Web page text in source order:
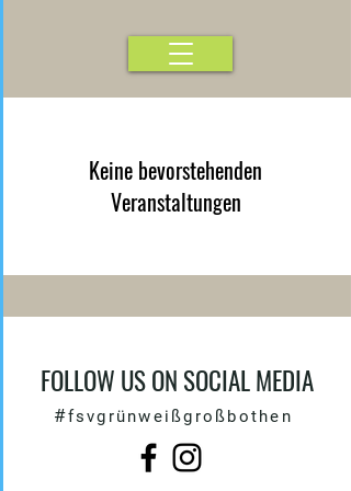
Keine bevorstehenden
Veranstaltungen
FOLLOW US ON SOCIAL MEDIA
#fsvgrünweißgroßbothen